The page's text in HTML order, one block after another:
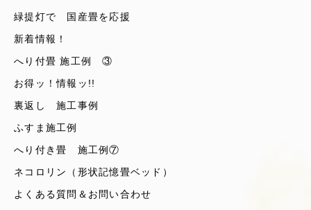
緑提灯で 国産畳を応援
新着情報！
へり付畳 施工例 ③
お得ッ！情報ッ!!
裏返し 施工事例
ふすま施工例
へり付き畳 施工例⑦
ネコロリン（形状記憶畳ベッド）
よくある質問＆お問い合わせ